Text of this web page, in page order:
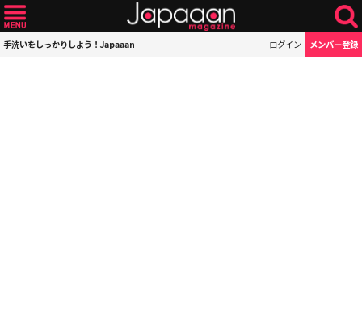
手洗いをしっかりしよう！Japaaan ログイン メンバー登録